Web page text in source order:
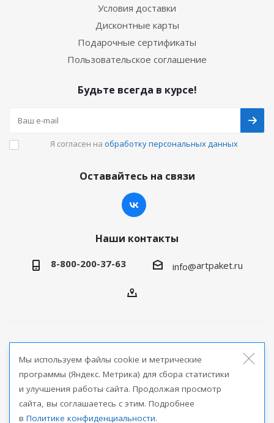
Условия доставки
Дисконтные карты
Подарочные сертификаты
Пользовательское соглашение
Будьте всегда в курсе!
Я согласен на обработку персональных данных
Оставайтесь на связи
Наши контакты
8-800-200-37-63 info@artpaket.ru
продукции
Версия для печати
Мы используем файлы cookie и метрические
программы (Яндекс. Метрика) для сбора статистики
и улучшения работы сайта. Продолжая просмотр
сайта, вы соглашаетесь с этим. Подробнее
в Политике конфиденциальности.